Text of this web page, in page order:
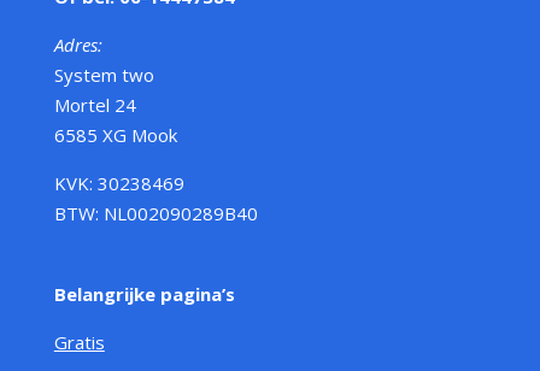
Adres:
System two
Mortel 24
6585 XG Mook
KVK: 30238469
BTW: NL002090289B40
Belangrijke pagina’s
Gratis